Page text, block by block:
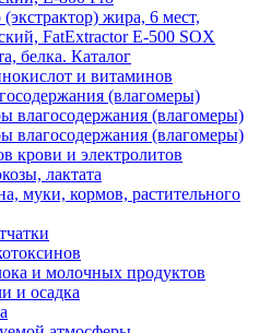
жира, 6 мест,
FatExtractor E-500 SOX
белка. Каталог
и витаминов
(влагомеры)
влагосодержания (влагомеры)
влагосодержания (влагомеры)
крови и электролитов
лактата
муки, кормов, растительного
и молочных продуктов
и осадка